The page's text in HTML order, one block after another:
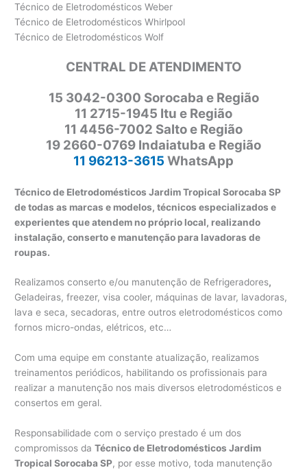
Técnico de Eletrodomésticos Weber
Técnico de Eletrodomésticos Whirlpool
Técnico de Eletrodomésticos Wolf
CENTRAL DE ATENDIMENTO
15 3042-0300 Sorocaba e Região
11 2715-1945 Itu e Região
11 4456-7002 Salto e Região
19 2660-0769 Indaiatuba e Região
11 96213-3615 WhatsApp
Técnico de Eletrodomésticos Jardim Tropical Sorocaba SP
de todas as marcas e modelos, técnicos especializados e
experientes que atendem no próprio local, realizando
instalação, conserto e manutenção para lavadoras de
roupas.
Realizamos conserto e/ou manutenção de Refrigeradores,
Geladeiras, freezer, visa cooler, máquinas de lavar, lavadoras,
lava e seca, secadoras, entre outros eletrodomésticos como
fornos micro-ondas, elétricos, etc…
Com uma equipe em constante atualização, realizamos
treinamentos periódicos, habilitando os profissionais para
realizar a manutenção nos mais diversos eletrodomésticos e
consertos em geral.
Responsabilidade com o serviço prestado é um dos
compromissos daTécnico de Eletrodomésticos Jardim
Tropical Sorocaba SP, por esse motivo, toda manutenção